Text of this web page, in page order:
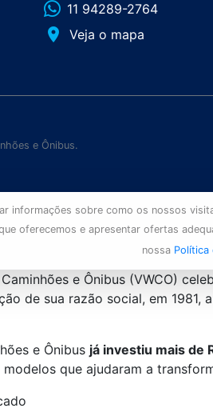
11 94289-2764
place Veja o mapa
e Ônibus.
informações sobre como os nossos
oferecemos e apresentar ofertas
nossa Política
e Ônibus (VWCO)
de sua razão social, em
e Ônibus já investiu mais de
que ajudaram a